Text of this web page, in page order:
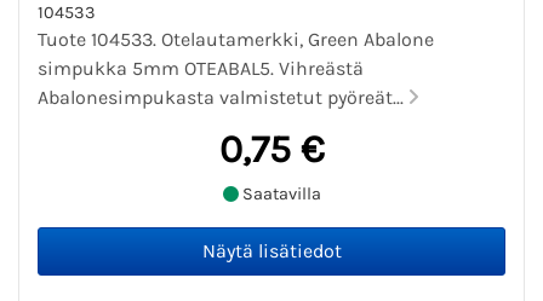
104533
Tuote 104533. Otelautamerkki, Green Abalone
simpukka 5mm OTEABAL5. Vihreästä
Abalonesimpukasta valmistetut pyöreät...
0,75 €
Saatavilla